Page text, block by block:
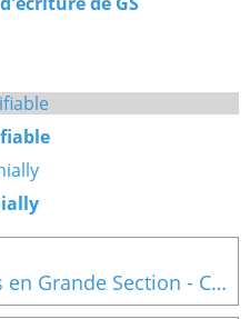
Des badges numériques en Grande Section - Construire les premiers outils pour structurer sa pensée 2